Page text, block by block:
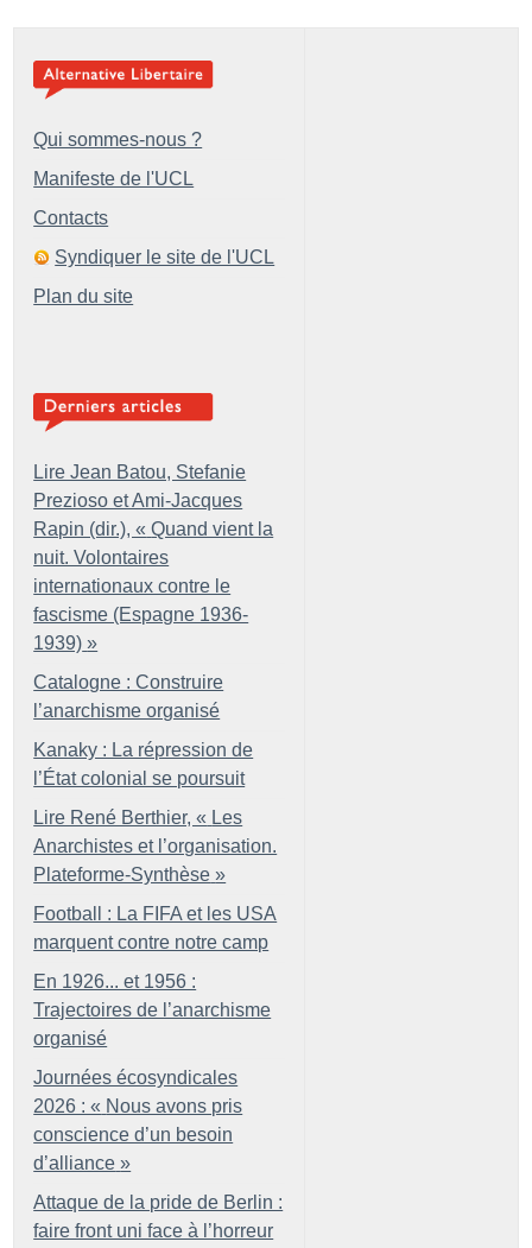
Qui sommes-nous ?
Manifeste de l'UCL
Contacts
Syndiquer le site de l'UCL
Plan du site
Lire Jean Batou, Stefanie
Prezioso et Ami-Jacques
Rapin (dir.), « Quand vient la
nuit. Volontaires
internationaux contre le
fascisme (Espagne 1936-
1939) »
Catalogne : Construire
l’anarchisme organisé
Kanaky : La répression de
l’État colonial se poursuit
Lire René Berthier, « Les
Anarchistes et l’organisation.
Plateforme-Synthèse »
Football : La FIFA et les USA
marquent contre notre camp
En 1926... et 1956 :
Trajectoires de l’anarchisme
organisé
Journées écosyndicales
2026 : « Nous avons pris
conscience d’un besoin
d’alliance »
Attaque de la pride de Berlin :
faire front uni face à l’horreur